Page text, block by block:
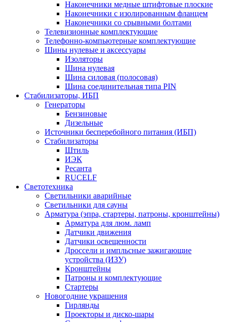
Наконечники медные штифтовые плоские
Наконечники с изолированным фланцем
Наконечники со срывными болтами
Телевизионные комплектующие
Телефонно-компьютерные комплектующие
Шины нулевые и аксессуары
Изоляторы
Шина нулевая
Шина силовая (полосовая)
Шина соединительная типа PIN
Стабилизаторы, ИБП
Генераторы
Бензиновые
Дизельные
Источники бесперебойного питания (ИБП)
Стабилизаторы
Штиль
ИЭК
Ресанта
RUCELF
Светотехника
Светильники аварийные
Светильники для сауны
Арматура (эпра, стартеры, патроны, кронштейны)
Арматура для люм. ламп
Датчики движения
Датчики освещенности
Дроссели и импльсные зажигающие
устройства (ИЗУ)
Кронштейны
Патроны и комплектующие
Стартеры
Новогодние украшения
Гирлянды
Проекторы и диско-шары